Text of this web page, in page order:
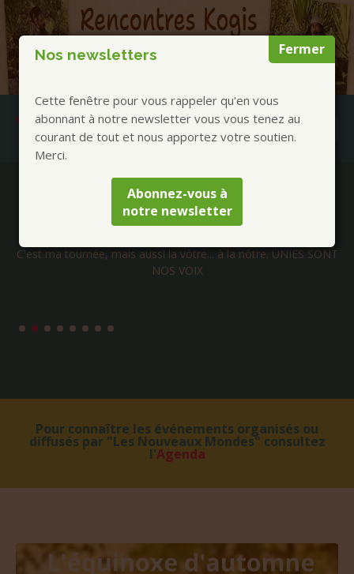
Fermer
Nos newsletters
Cette fenêtre pour vous rappeler qu'en vous
abonnant à notre newsletter vous vous tenez au
courant de tout et nous apportez votre soutien.
Merci.
Abonnez-vous à
notre newsletter
Publications à la Une !
Claude Brame Tour 2026
C'est ma tournée, mais aussi la vôtre... à la nôtre. UNIES SONT
NOS VOIX
Pour connaître les événements organisés ou
diffusés par "Les Nouveaux Mondes" consultez
l'Agenda